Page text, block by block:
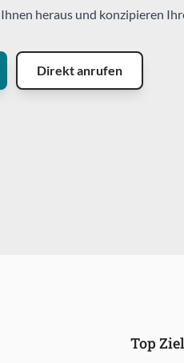
heraus und konzipieren
Direkt anrufen
Top